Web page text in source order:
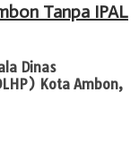
Tanpa IPAL
Dinas
Kota Ambon,